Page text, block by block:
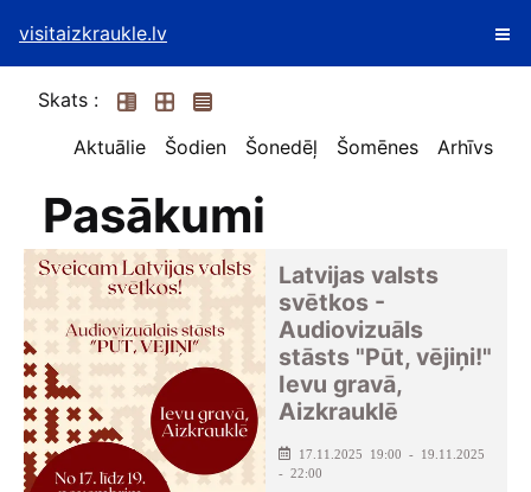
visitaizkraukle.lv
Skats :
Aktuālie
Šodien Šonedēļ Šomēnes Arhīvs
Pasākumi
Latvijas valsts
svētkos -
Audiovizuāls
stāsts "Pūt, vējiņi!"
Ievu gravā,
Aizkrauklē
17.11.2025 19:00 - 19.11.2025
- 22:00